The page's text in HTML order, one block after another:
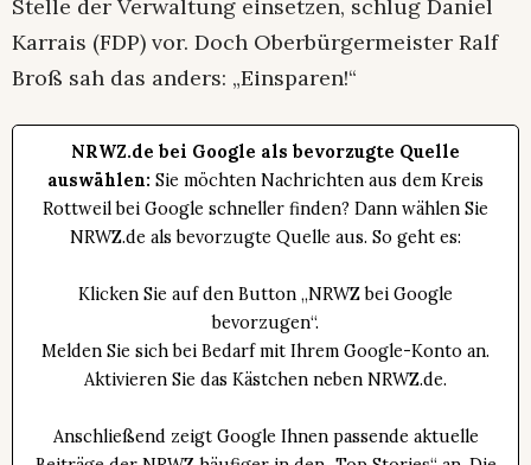
Stelle der Verwaltung einsetzen, schlug Daniel
Karrais (FDP) vor. Doch Oberbürgermeister Ralf
Broß sah das anders: „Einsparen!“
NRWZ.de bei Google als bevorzugte Quelle
auswählen: Sie möchten Nachrichten aus dem Kreis
Rottweil bei Google schneller finden? Dann wählen Sie
NRWZ.de als bevorzugte Quelle aus. So geht es:
Klicken Sie auf den Button „NRWZ bei Google
bevorzugen“.
Melden Sie sich bei Bedarf mit Ihrem Google-Konto an.
Aktivieren Sie das Kästchen neben NRWZ.de.
Anschließend zeigt Google Ihnen passende aktuelle